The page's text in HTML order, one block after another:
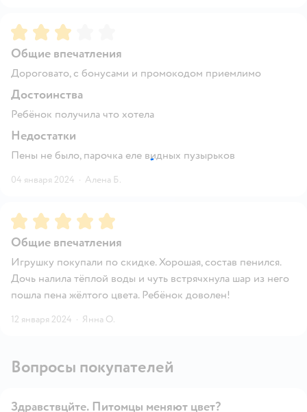
Рейтинг:3
Общие впечатления
Дороговато, с бонусами и промокодом приемлимо
Достоинства
Ребёнок получила что хотела
Недостатки
Пены не было, парочка еле видных пузырьков
04 января 2024 · Алена Б.
Рейтинг:5
Общие впечатления
Игрушку покупали по скидке. Хорошая, состав пенился.
Дочь налила тёплой воды и чуть встрячхнула шар из него
пошла пена жёлтого цвета. Ребёнок доволен!
12 января 2024 · Янна О.
Вопросы покупателей
Здравствцйте. Питомцы меняют цвет?